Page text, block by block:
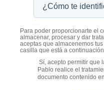
Para poder proporcionarte el
almacenar, procesar y dar
aceptas que almacenemos
casilla que está a
Sí, acepto permitir que
Pablo realice el
documento contenido